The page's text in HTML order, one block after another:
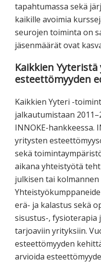
tapahtumassa sekä
kaikille avoimia
seurojen toiminta on
jäsenmäärät ovat
Kaikkien
esteettömyyden
Kaikkien Yyteri -
jalkautumistaan
INNOKE-hankkeessa.
yritysten
sekä
aikana yhteistyötä
julkisen tai
erä- ja kalastus sekä
sisustus-, fysioterapia
tarjoaviin yrityksiin.
esteettömyyden
arvioida